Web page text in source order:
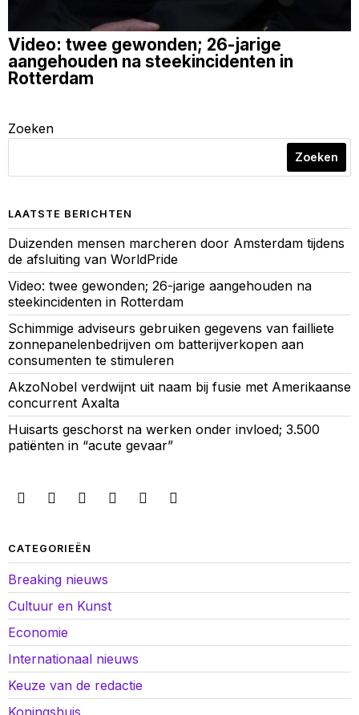
Video: twee gewonden; 26-jarige
aangehouden na steekincidenten in
Rotterdam
Zoeken
Zoeken
LAATSTE BERICHTEN
Duizenden mensen marcheren door Amsterdam tijdens
de afsluiting van WorldPride
Video: twee gewonden; 26-jarige aangehouden na
steekincidenten in Rotterdam
Schimmige adviseurs gebruiken gegevens van failliete
zonnepanelenbedrijven om batterijverkopen aan
consumenten te stimuleren
AkzoNobel verdwijnt uit naam bij fusie met Amerikaanse
concurrent Axalta
Huisarts geschorst na werken onder invloed; 3.500
patiënten in “acute gevaar”
CATEGORIEËN
Breaking nieuws
Cultuur en Kunst
Economie
Internationaal nieuws
Keuze van de redactie